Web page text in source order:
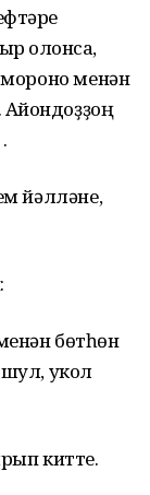
ҡолонсаҡ,
мороно менән
йәлләне,
бөтһөн
шул, укол
китте.